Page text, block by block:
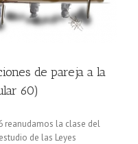
de pareja a la
60)
reanudamos la clase del
de las Leyes